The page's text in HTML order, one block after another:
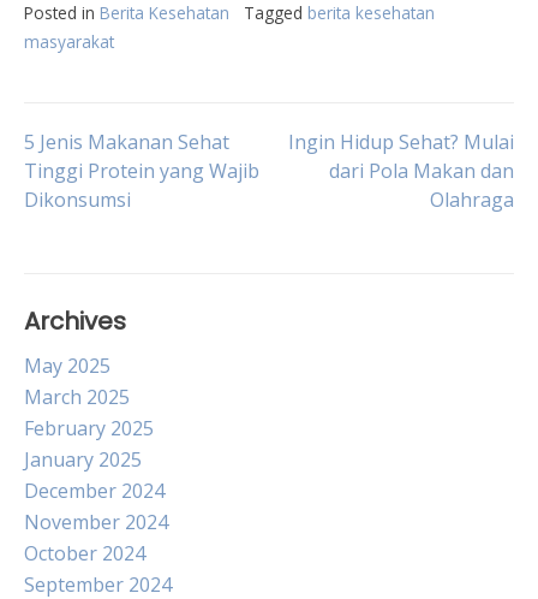
Posted in Berita Kesehatan Tagged berita kesehatan
masyarakat
Post
navigation
5 Jenis Makanan Sehat
Tinggi Protein yang Wajib
Dikonsumsi
Ingin Hidup Sehat? Mulai
dari Pola Makan dan
Olahraga
Archives
May 2025
March 2025
February 2025
January 2025
December 2024
November 2024
October 2024
September 2024